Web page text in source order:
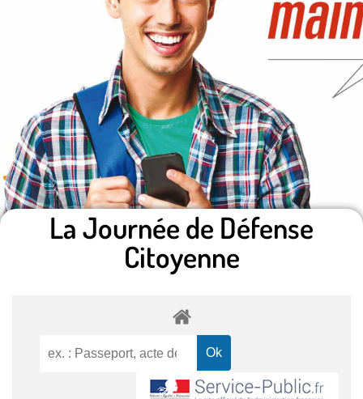
La Journée de Défense
Citoyenne